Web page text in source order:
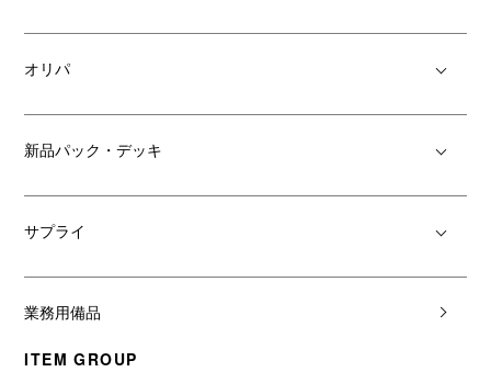
オリパ
新品パック・デッキ
サプライ
業務用備品
ITEM GROUP